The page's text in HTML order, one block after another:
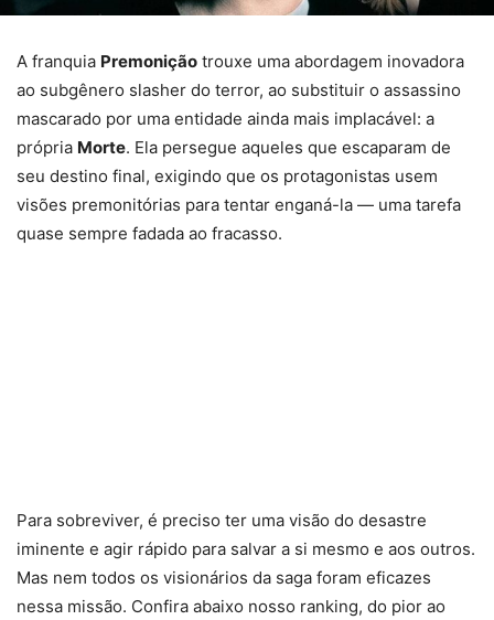
A franquia Premonição trouxe uma abordagem inovadora
ao subgênero slasher do terror, ao substituir o assassino
mascarado por uma entidade ainda mais implacável: a
própria Morte. Ela persegue aqueles que escaparam de
seu destino final, exigindo que os protagonistas usem
visões premonitórias para tentar enganá-la — uma tarefa
quase sempre fadada ao fracasso.
Para sobreviver, é preciso ter uma visão do desastre
iminente e agir rápido para salvar a si mesmo e aos outros.
Mas nem todos os visionários da saga foram eficazes
nessa missão. Confira abaixo nosso ranking, do pior ao